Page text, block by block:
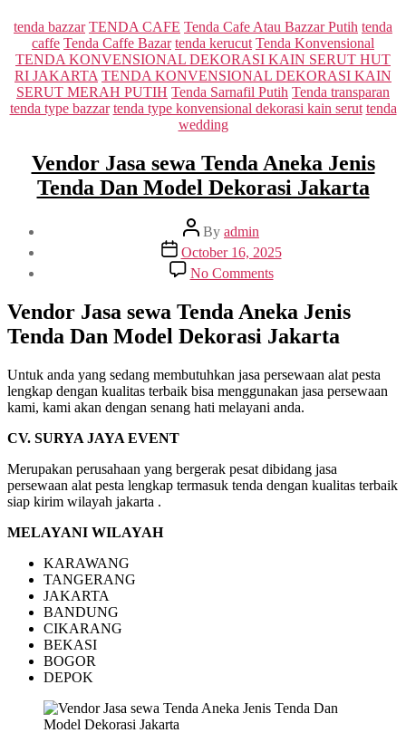
Categories
tenda bazzar TENDA CAFE Tenda Cafe Atau Bazzar Putih tenda
caffe Tenda Caffe Bazar tenda kerucut Tenda Konvensional
TENDA KONVENSIONAL DEKORASI KAIN SERUT HUT
RI JAKARTA TENDA KONVENSIONAL DEKORASI KAIN
SERUT MERAH PUTIH Tenda Sarnafil Putih Tenda transparan
tenda type bazzar tenda type konvensional dekorasi kain serut tenda
wedding
Vendor Jasa sewa Tenda Aneka Jenis
Tenda Dan Model Dekorasi Jakarta
Post
author
By admin
Post
date
October 16, 2025
No Commentson
Vendor
Jasa
sewa
Tenda
Tenda
Dan
Model
Vendor Jasa sewa Tenda Aneka Jenis
Tenda Dan Model Dekorasi Jakarta
Untuk anda yang sedang membutuhkan jasa persewaan alat pesta
lengkap dengan kualitas terbaik bisa menggunakan jasa persewaan
kami, kami akan dengan senang hati melayani anda.
CV. SURYA JAYA EVENT
Merupakan perusahaan yang bergerak pesat dibidang jasa
persewaan alat pesta lengkap termasuk tenda dengan kualitas terbaik
siap kirim wilayah jakarta .
MELAYANI WILAYAH
KARAWANG
TANGERANG
JAKARTA
BANDUNG
CIKARANG
BEKASI
BOGOR
DEPOK